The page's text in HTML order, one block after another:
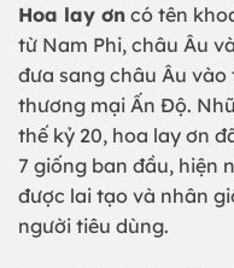
Hoa lay ơn có tên
từ Nam Phi, châu Âu
đưa sang châu Âu
thương mại Ấn Độ.
thế kỷ 20, hoa lay ơn
7 giống ban đầu, hiện
được lai tạo và nhân
người tiêu dùng.